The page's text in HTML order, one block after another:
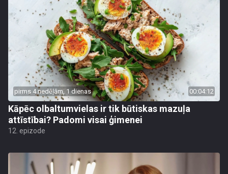
pirms 4 nedēļām, 1 dienas 00:04:12
Kāpēc olbaltumvielas ir tik būtiskas mazuļa
attīstībai? Padomi visai ģimenei
12. epizode